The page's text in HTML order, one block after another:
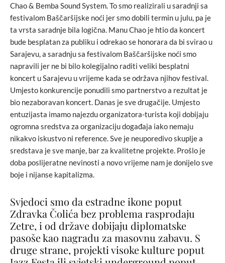
Chao & Bemba Sound System. To smo realizirali u saradnji sa
festivalom Baščaršijske noći jer smo dobili termin u julu, pa je
ta vrsta saradnje bila logična. Manu Chao je htio da koncert
bude besplatan za publiku i odrekao se honorara da bi svirao u
Sarajevu, a saradnju sa festivalom Baščaršijske noći smo
napravili jer ne bi bilo kolegijalno raditi veliki besplatni
koncert u Sarajevu u vrijeme kada se održava njihov festival.
Umjesto konkurencije ponudili smo partnerstvo a rezultat je
bio nezaboravan koncert. Danas je sve drugačije. Umjesto
entuzijasta imamo najezdu organizatora-turista koji dobijaju
ogromna sredstva za organizaciju događaja iako nemaju
nikakvo iskustvo ni reference. Sve je neuporedivo skuplje a
sredstava je sve manje, bar za kvalitetne projekte. Prošlo je
doba poslijeratne nevinosti a novo vrijeme nam je donijelo sve
boje i nijanse kapitalizma.
Svjedoci smo da estradne ikone poput
Zdravka Čolića bez problema rasprodaju
Zetre, i od države dobijaju diplomatske
pasoše kao nagradu za masovnu zabavu. S
druge strane, projekti visoke kulture poput